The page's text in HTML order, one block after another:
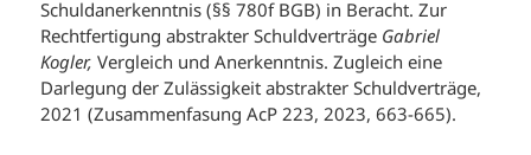
Schuldanerkenntnis (§§ 780f BGB) in Beracht. Zur
Rechtfertigung abstrakter Schuldverträge Gabriel
Kogler,Vergleich und Anerkenntnis. Zugleich eine
Darlegung der Zulässigkeit abstrakter Schuldverträge,
2021 (Zusammenfasung AcP 223, 2023, 663-665).